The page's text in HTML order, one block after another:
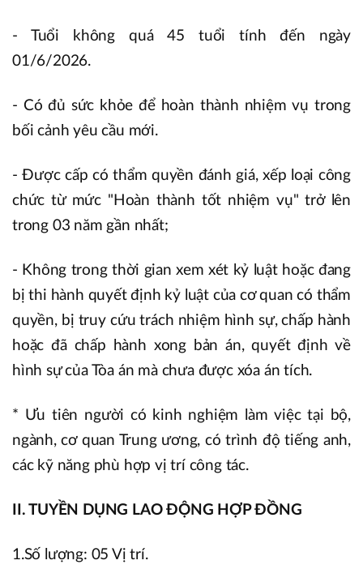
- Tuổi không quá 45 tuổi tính đến ngày
01/6/2026.
- Có đủ sức khỏe để hoàn thành nhiệm vụ trong
bối cảnh yêu cầu mới.
- Được cấp có thẩm quyền đánh giá, xếp loại công
chức từ mức "Hoàn thành tốt nhiệm vụ" trở lên
trong 03 năm gần nhất;
- Không trong thời gian xem xét kỷ luật hoặc đang
bị thi hành quyết định kỷ luật của cơ quan có thẩm
quyền, bị truy cứu trách nhiệm hình sự, chấp hành
hoặc đã chấp hành xong bản án, quyết định về
hình sự của Tòa án mà chưa được xóa án tích.
* Ưu tiên người có kinh nghiệm làm việc tại bộ,
ngành, cơ quan Trung ương, có trình độ tiếng anh,
các kỹ năng phù hợp vị trí công tác.
II. TUYỀN DỤNG LAO ĐỘNG HỢP ĐỒNG
1.Số lượng: 05 Vị trí.